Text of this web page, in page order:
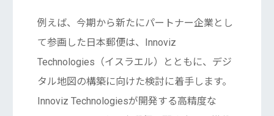
例えば、今期から新たにパートナー企業とし
て参画した日本郵便は、Innoviz
Technologies（イスラエル）とともに、デジ
タル地図の構築に向けた検討に着手します。
Innoviz Technologiesが開発する高精度な